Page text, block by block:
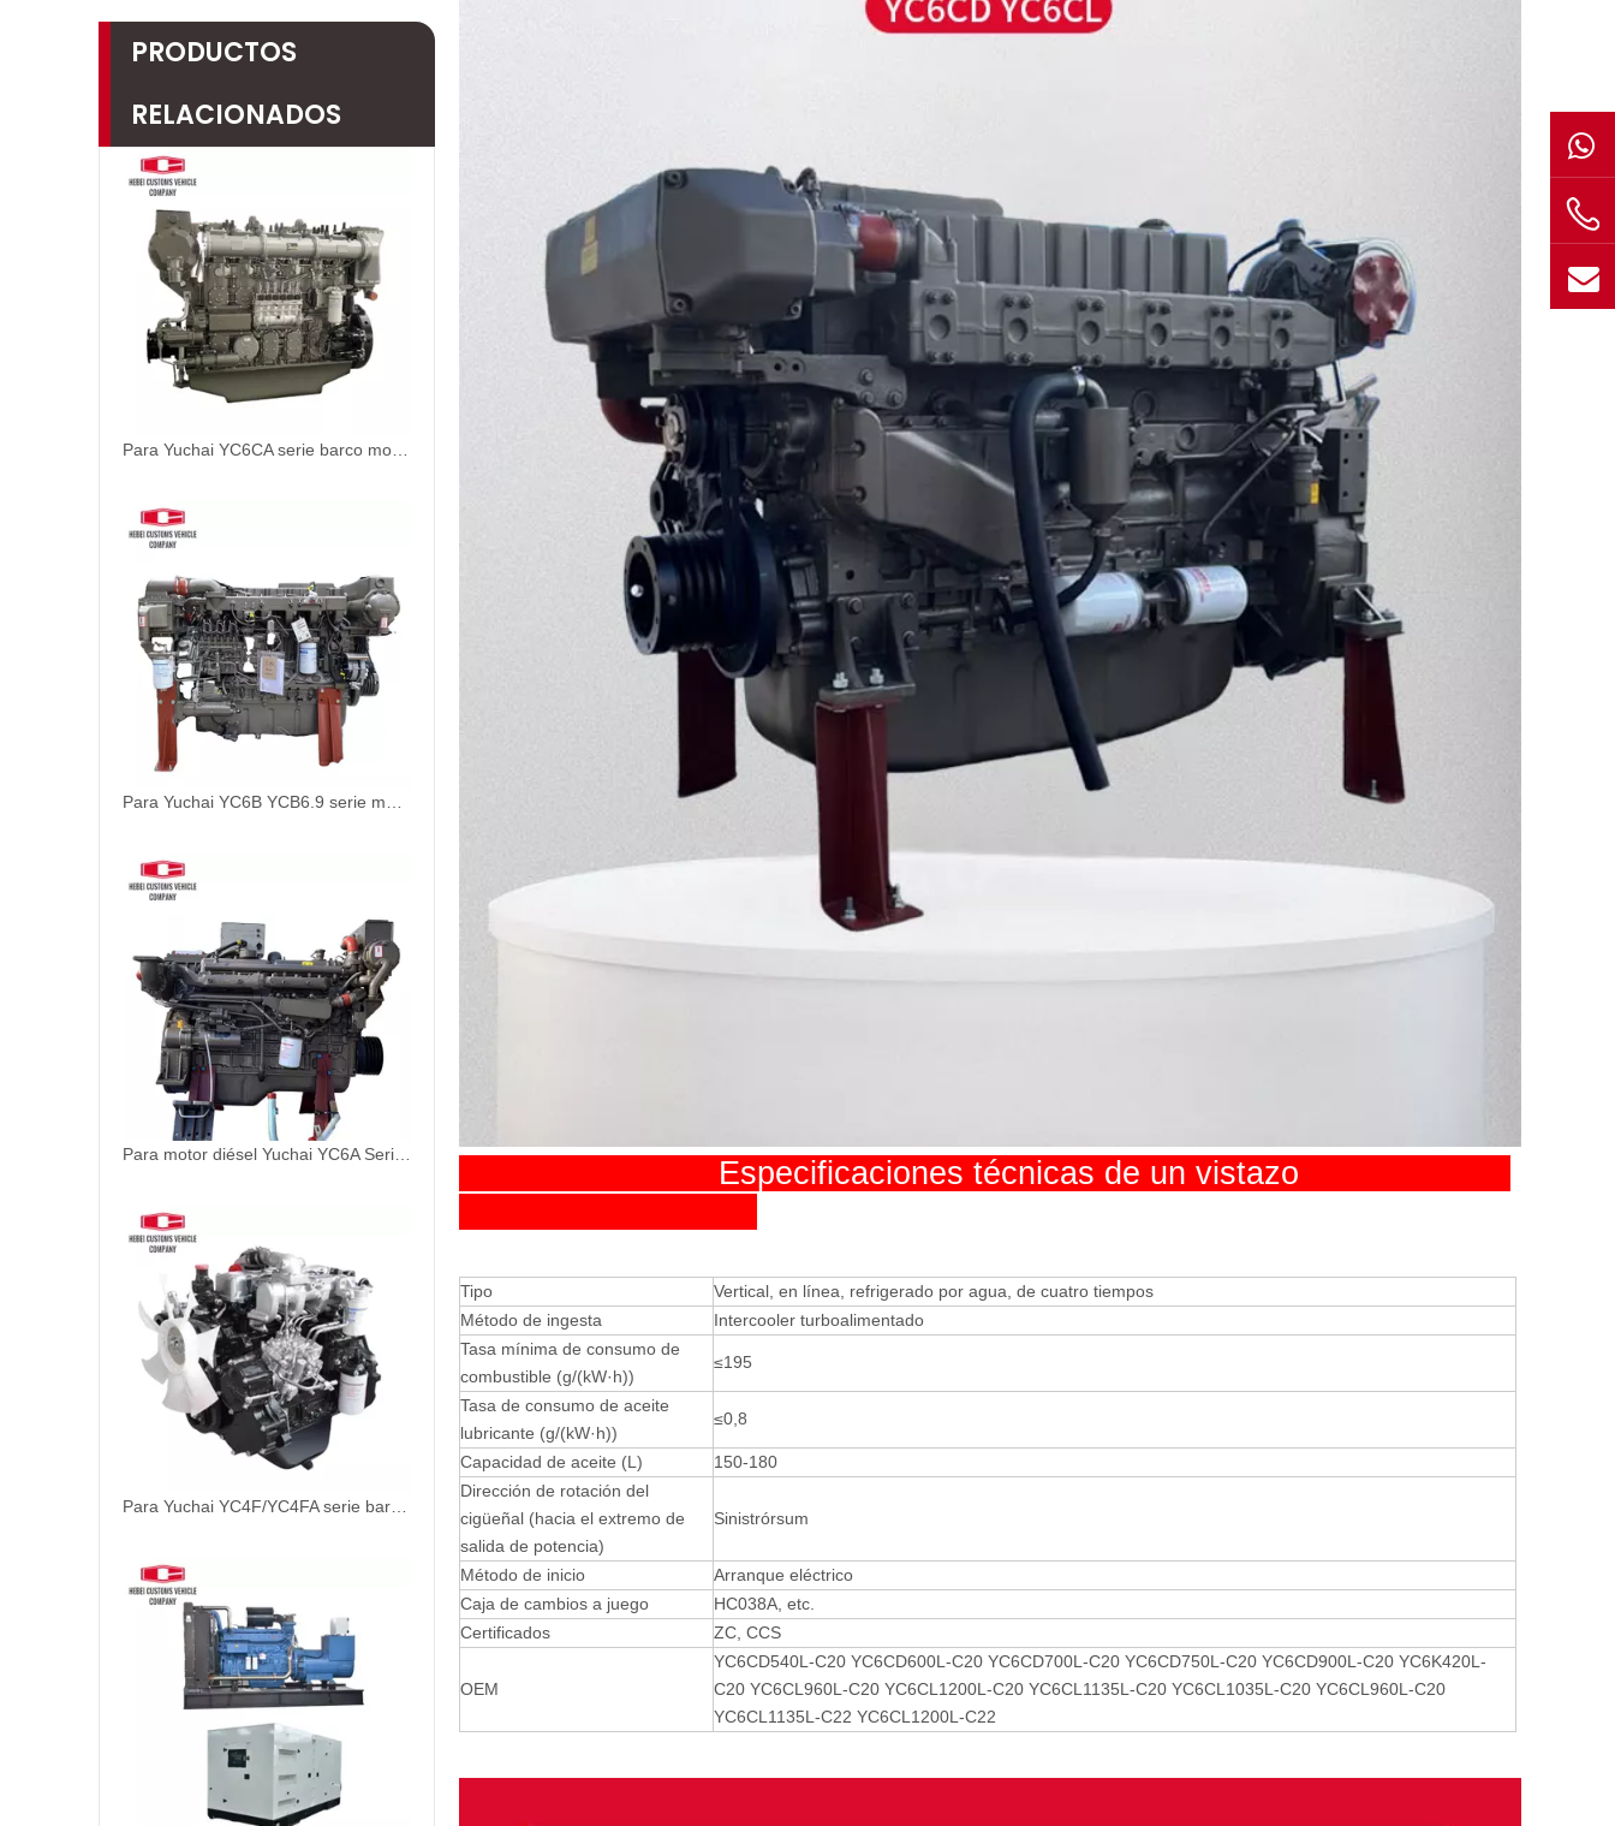
PRODUCTOS
RELACIONADOS
Especificaciones técnicas de un vistazo
Tipo
Vertical, en línea, refrigerado por agua, de cuatro tiempos
Método de ingesta
Intercooler turboalimentado
Tasa mínima de consumo de
combustible (g/(kW·h))
≤195
Tasa de consumo de aceite
lubricante (g/(kW·h))
≤0,8
Capacidad de aceite (L)
150-180
Dirección de rotación del
cigüeñal (hacia el extremo de
salida de potencia)
Sinistrórsum
Método de inicio
Arranque eléctrico
Caja de cambios a juego
HC038A, etc.
Certificados
ZC, CCS
OEM
YC6CD540L-C20 YC6CD600L-C20 YC6CD700L-C20 YC6CD750L-C20 YC6CD900L-C20 YC6K420L-
C20 YC6CL960L-C20 YC6CL1200L-C20 YC6CL1135L-C20 YC6CL1035L-C20 YC6CL960L-C20
YC6CL1135L-C22 YC6CL1200L-C22